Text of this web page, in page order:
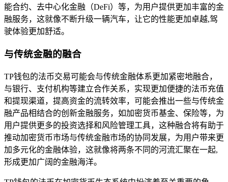
能合约、去中心化金融（DeFi）等，为用户提供更加丰富的金
融服务，这就像不断升级一辆汽车，让它的性能更加卓越,驾
驶体验更加舒适。
与传统金融的融合
TP钱包的法币交易可能会与传统金融体系更加紧密地融合，
与银行、支付机构等建立合作关系，实现更加便捷的法币充值
和提现渠道，提高资金的流转效率，可能会推出一些与传统金
融产品相结合的创新金融服务，如加密货币基金、保险等，为
用户提供更多的投资选择和风险管理工具，这种融合将有助于
推动加密货币市场与传统金融市场的协同发展，为用户带来更
加多元化的金融体验，这就像将两条不同的河流汇聚在一起,
形成更加广阔的金融海洋。